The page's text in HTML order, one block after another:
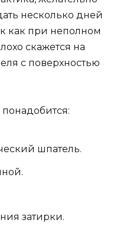
несколько дней
как при неполном
скажется на
с поверхностью
шпатель.
затирки.